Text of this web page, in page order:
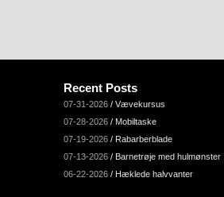
Recent Posts
07-31-2026 / Vævekursus
07-28-2026 / Mobiltaske
07-19-2026 / Rabarberblade
07-13-2026 / Barnetrøje med hulmønster
06-22-2026 / Hæklede halvvanter